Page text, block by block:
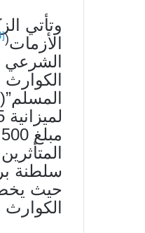
وتأتي
الأزمات(
[4]
الشرعي
المسلم”(
سلطنة
حيث
الكوارث